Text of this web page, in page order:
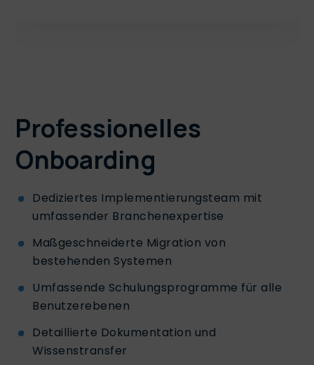
Professionelles
Onboarding
Dediziertes Implementierungsteam mit
umfassender Branchenexpertise
Maßgeschneiderte Migration von
bestehenden Systemen
Umfassende Schulungsprogramme für alle
Benutzerebenen
Detaillierte Dokumentation und
Wissenstransfer